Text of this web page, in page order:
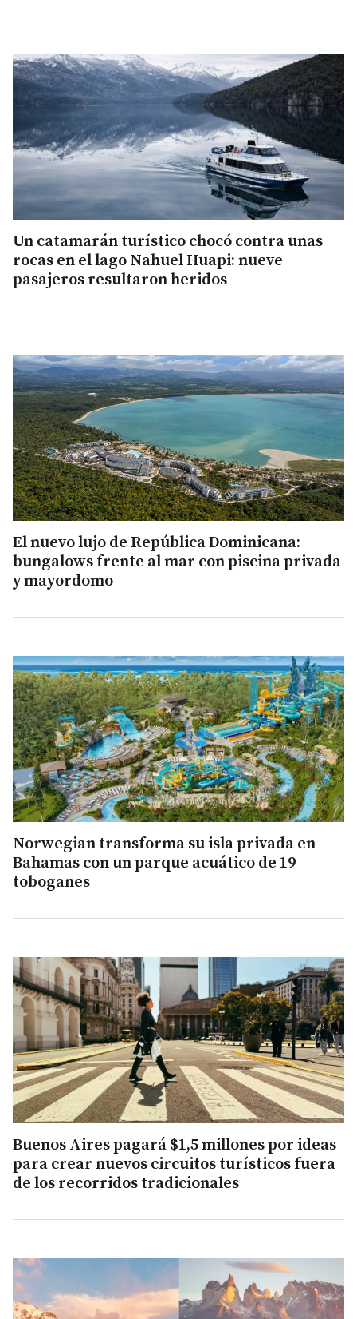
Un catamarán turístico chocó contra unas
rocas en el lago Nahuel Huapi: nueve
pasajeros resultaron heridos
El nuevo lujo de República Dominicana:
bungalows frente al mar con piscina privada
y mayordomo
Norwegian transforma su isla privada en
Bahamas con un parque acuático de 19
toboganes
Buenos Aires pagará $1,5 millones por ideas
para crear nuevos circuitos turísticos fuera
de los recorridos tradicionales